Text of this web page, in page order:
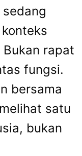
rapat
fungsi.
bersama
satu
bukan